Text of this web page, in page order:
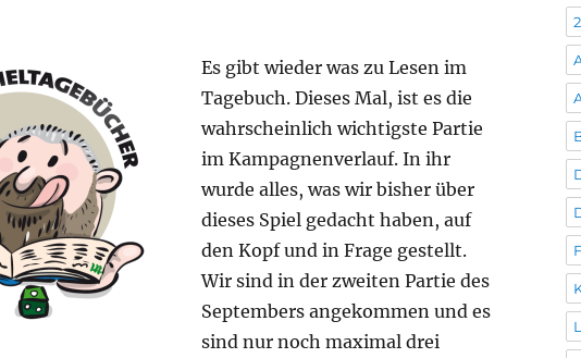
Es gibt wieder was zu Lesen im
Tagebuch. Dieses Mal, ist es die
wahrscheinlich wichtigste Partie
im Kampagnenverlauf. In ihr
wurde alles, was wir bisher über
dieses Spiel gedacht haben, auf
den Kopf und in Frage gestellt.
Wir sind in der zweiten Partie des
Septembers angekommen und es
sind nur noch maximal drei